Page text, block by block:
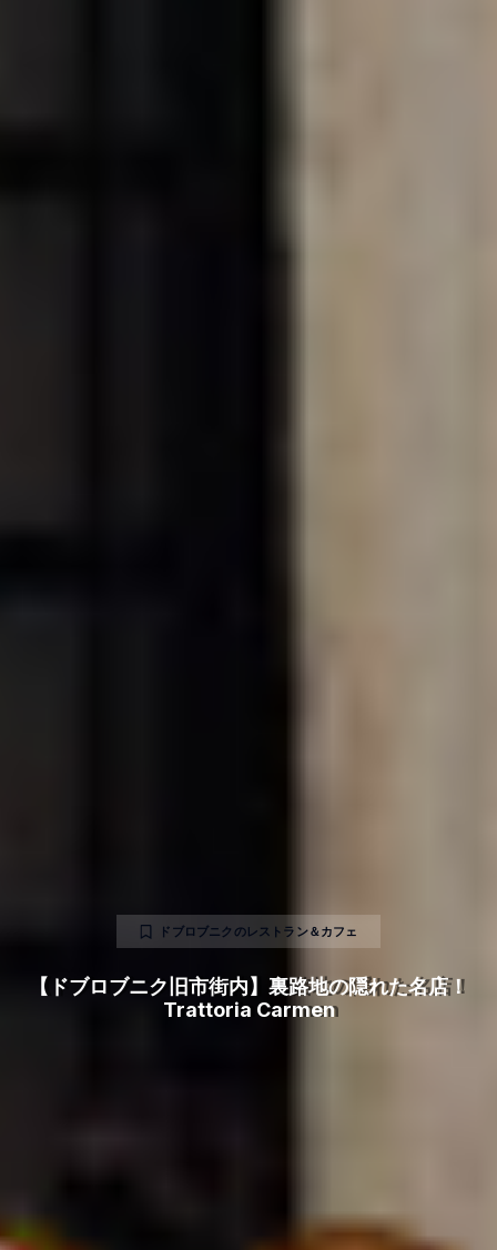
ドブロブニクのレストラン＆カフェ
【ドブロブニク旧市街内】裏路地の隠れた名店！
Trattoria Carmen